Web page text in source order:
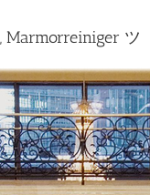
Marmorreiniger ツ